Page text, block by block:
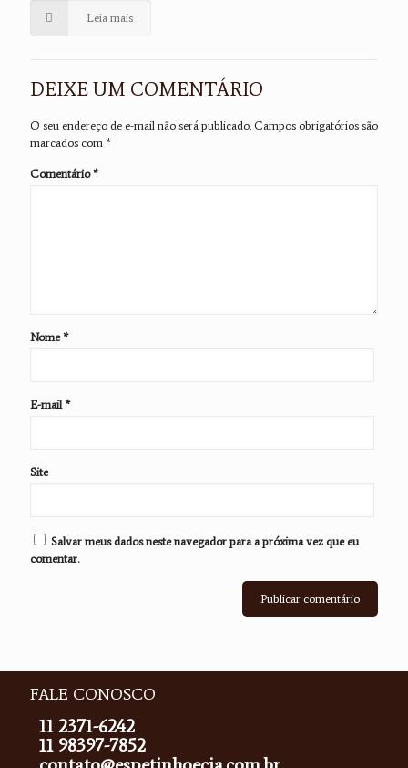
Leia mais
DEIXE UM COMENTÁRIO
O seu endereço de e-mail não será publicado. Campos obrigatórios são
marcados com *
Comentário*
Nome*
E-mail *
Site
Salvar meus dados neste navegador para a próxima vez que eu
comentar.
FALE CONOSCO
11 2371-6242
11 98397-7852